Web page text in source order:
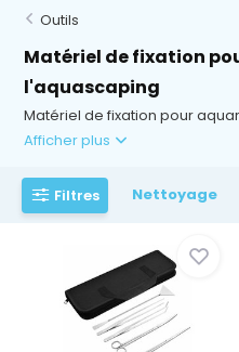
Outils
Matériel de fixation
l'aquascaping
Matériel de fixation pour
Afficher plus
Filtres Nettoyage